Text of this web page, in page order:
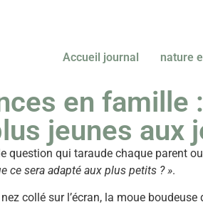
Accueil journal nature
en famille
jeunes aux
question qui taraude chaque parent
ce sera adapté aux plus petits ? ».
collé sur l’écran, la moue